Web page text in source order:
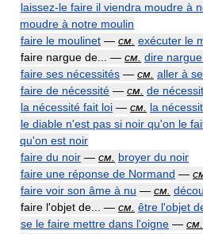
laissez-le faire il viendra moudre à
moudre à notre moulin
faire le moulinet — см. exécuter le
faire nargue de... — см. dire nargue
faire ses nécessités — см. aller à
faire de nécessité — см. de
la nécessité fait loi — см. la
le diable n'est pas si noir qu'on le
qu'on est noir
faire du noir — см. broyer du noir
faire une réponse de Normand —
faire voir son âme à nu — см.
faire l'objet de... — см. être l'objet
se le faire mettre dans l'oigne — см.